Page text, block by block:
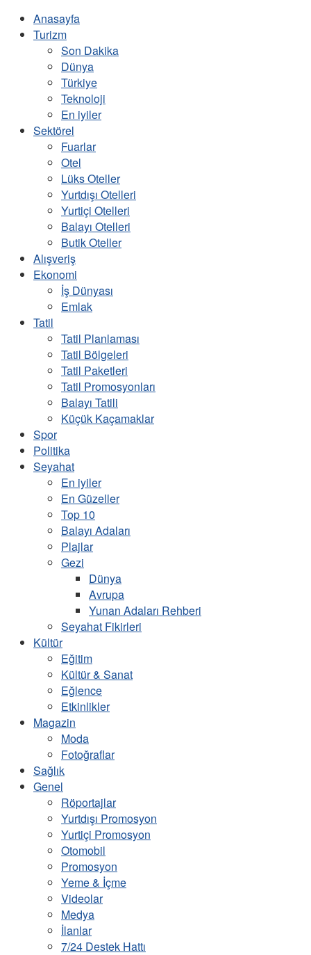
Anasayfa
Turizm
Son Dakika
Dünya
Türkiye
Teknoloji
En iyiler
Sektörel
Fuarlar
Otel
Lüks Oteller
Yurtdışı Otelleri
Yurtiçi Otelleri
Balayı Otelleri
Butik Oteller
Alışveriş
Ekonomi
İş Dünyası
Emlak
Tatil
Tatil Planlaması
Tatil Bölgeleri
Tatil Paketleri
Tatil Promosyonları
Balayı Tatili
Küçük Kaçamaklar
Spor
Politika
Seyahat
En iyiler
En Güzeller
Top 10
Balayı Adaları
Plajlar
Gezi
Dünya
Avrupa
Yunan Adaları Rehberi
Seyahat Fikirleri
Kültür
Eğitim
Kültür & Sanat
Eğlence
Etkinlikler
Magazin
Moda
Fotoğraflar
Sağlık
Genel
Röportajlar
Yurtdışı Promosyon
Yurtiçi Promosyon
Otomobil
Promosyon
Yeme & İçme
Videolar
Medya
İlanlar
7/24 Destek Hattı